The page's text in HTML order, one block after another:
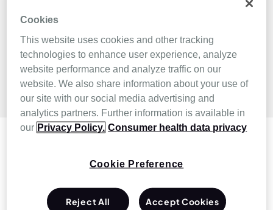
a školení, aby se mohli vhodně orientovat v dnešním
stále složitějším zdravotnickém prostředí.“
Jim Ellis | Vedoucí pro dodržování shody s příslušnými
předpisy
obchodního chování
a etiky
Cookies
This website uses cookies and other tracking
technologies to enhance user experience, analyze
website performance and analyze traffic on our
website. We also share information about your use of
our site with our social media advertising and
analytics partners. Further information is available in
our Privacy Policy. Consumer health data privacy
Cookie Preference
Reject All Accept Cookies